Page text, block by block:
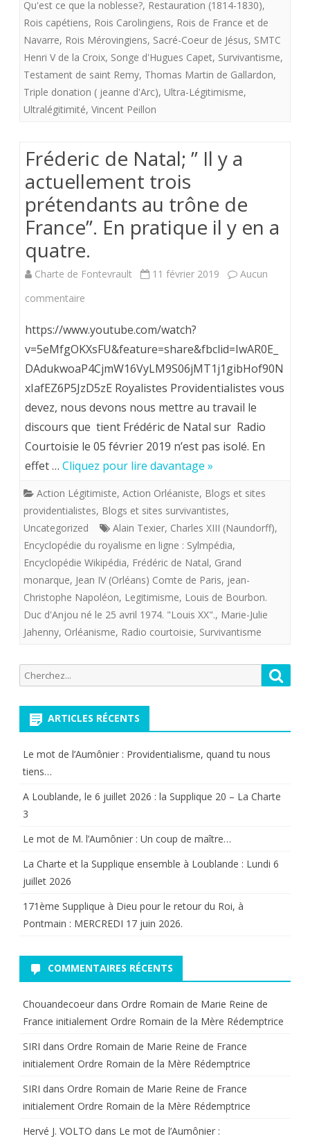
Qu'est ce que la noblesse?, Restauration (1814-1830),
Rois capétiens, Rois Carolingiens, Rois de France et de
Navarre, Rois Mérovingiens, Sacré-Coeur de Jésus, SMTC
Henri V de la Croix, Songe d'Hugues Capet, Survivantisme,
Testament de saint Remy, Thomas Martin de Gallardon,
Triple donation ( jeanne d'Arc), Ultra-Légitimisme,
Ultralégitimité, Vincent Peillon
Fréderic de Natal; ” Il y a
actuellement trois
prétendants au trône de
France”. En pratique il y en a
quatre.
Charte de Fontevrault 11 février 2019
Aucun
commentaire
de
Natal;
”
y
a
actuellement
trois
prétendants
au
de
France”.
En
pratique
y
en
https://www.youtube.com/watch?
v=5eMfgOKXsFU&feature=share&fbclid=IwAR0E_
DAdukwoaP4CjmW16VyLM9S06jMT1j1gibHof90N
xIafEZ6P5JzD5zE Royalistes Providentialistes vous
devez, nous devons nous mettre au travail le
discours que tient Frédéric de Natal sur Radio
Courtoisie le 05 février 2019 n’est pas isolé. En
effet … Cliquez pour lire davantage »
Action Légitimiste, Action Orléaniste, Blogs et sites
providentialistes, Blogs et sites survivantistes,
Uncategorized
Alain Texier, Charles XIII (Naundorff),
Encyclopédie du royalisme en ligne : Sylmpédia,
Encyclopédie Wikipédia, Frédéric de Natal, Grand
monarque, Jean IV (Orléans) Comte de Paris, jean-
Christophe Napoléon, Legitimisme, Louis de Bourbon.
Duc d'Anjou né le 25 avril 1974. "Louis XX"., Marie-Julie
Jahenny, Orléanisme, Radio courtoisie, Survivantisme
Recherche
pour:
ARTICLES RÉCENTS
Le mot de l’Aumônier : Providentialisme, quand tu nous
tiens…
A Loublande, le 6 juillet 2026 : la Supplique 20 – La Charte
3
Le mot de M. l’Aumônier : Un coup de maître…
La Charte et la Supplique ensemble à Loublande : Lundi 6
juillet 2026
171ème Supplique à Dieu pour le retour du Roi, à
Pontmain : MERCREDI 17 juin 2026.
COMMENTAIRES RÉCENTS
Chouandecoeur dans Ordre Romain de Marie Reine de
France initialement Ordre Romain de la Mère Rédemptrice
SIRI dans Ordre Romain de Marie Reine de France
initialement Ordre Romain de la Mère Rédemptrice
SIRI dans Ordre Romain de Marie Reine de France
initialement Ordre Romain de la Mère Rédemptrice
Hervé J. VOLTO dans Le mot de l’Aumônier :